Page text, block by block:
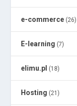
e-commerce (26)
E-learning (7)
elimu.pl (18)
Hosting (21)